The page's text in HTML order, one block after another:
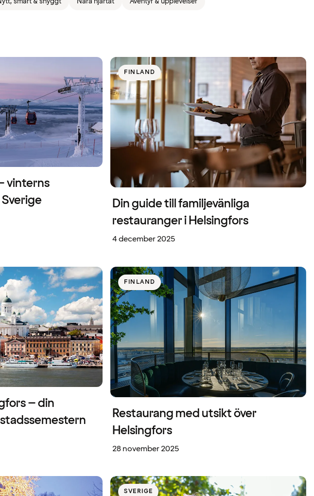
vinterns
FINLAND
Din guide till familjevänliga
restauranger i Helsingfors
4 december 2025
– din
FINLAND
Restaurang med utsikt över
Helsingfors
28 november 2025
SVERIGE